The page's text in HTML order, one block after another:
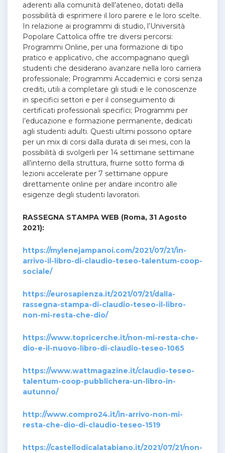
aderenti alla comunità dell’ateneo, dotati della
possibilità di esprimere il loro parere e le loro scelte.
In relazione ai programmi di studio, l’Università
Popolare Cattolica offre tre diversi percorsi:
Programmi Online, per una formazione di tipo
pratico e applicativo, che accompagnano quegli
studenti che desiderano avanzare nella loro carriera
professionale; Programmi Accademici e corsi senza
crediti, utili a completare gli studi e le conoscenze
in specifici settori e per il conseguimento di
certificati professionali specifici; Programmi per
l’educazione e formazione permanente, dedicati
agli studenti adulti. Questi ultimi possono optare
per un mix di corsi dalla durata di sei mesi, con la
possibilità di svolgerli per 14 settimane settimane
all’interno della struttura, fruirne sotto forma di
lezioni accelerate per 7 settimane oppure
direttamente online per andare incontro alle
esigenze degli studenti lavoratori.
RASSEGNA STAMPA WEB (Roma, 31 Agosto
2021):
https://mylenejampanoi.com/2021/07/21/in-
arrivo-il-libro-di-claudio-teseo-talentum-coop-
sociale/
https://eurosapienza.it/2021/07/21/dalla-
rassegna-stampa-di-claudio-teseo-il-libro-
non-mi-resta-che-dio/
https://www.topricerche.it/non-mi-resta-che-
dio-e-il-nuovo-libro-di-claudio-teseo-1065
https://www.wattmagazine.it/claudio-teseo-
talentum-coop-pubblichera-un-libro-in-
autunno/
http://www.compro24.it/in-arrivo-non-mi-
resta-che-dio-di-claudio-teseo-1519
https://castellodicalatabiano.it/2021/07/21/non-